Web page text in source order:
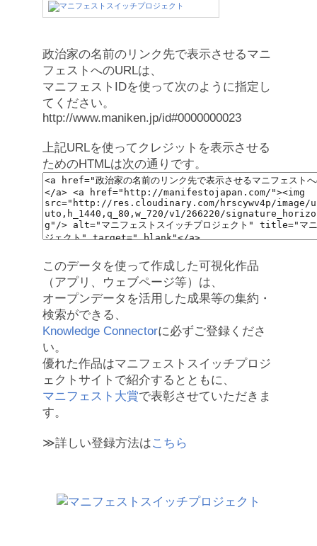
政治家の名前のリンク先で表示させるマニ
フェストへのURLは、
マニフェストIDを使って次のように指定し
てください。
http://www.maniken.jp/id#0000000023
上記URLを使ってクレジットを表示させる
ためのHTMLは次の通りです。
このデータを使って作成した可視化作品
（アプリ、ウェブページ等）は、
オープンデータを活用した成果等の集約・
検索ができる、
Knowledge Connectorに必ずご登録くださ
い。
優れた作品はマニフェストスイッチプロジ
ェクトサイトで紹介するとともに、
マニフェスト大賞で表彰させていただきま
す。
≫詳しい登録方法はこちら